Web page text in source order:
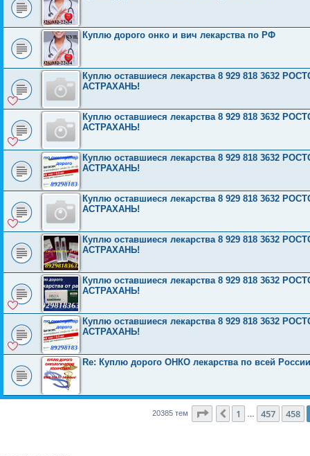
Куплю дорого онко и вич лекарства по РФ
Куплю оставшиеся лекарства 8 929 818 3632
АСТРАХАНЬ!
Куплю оставшиеся лекарства 8 929 818 3632
АСТРАХАНЬ!
Куплю оставшиеся лекарства 8 929 818 3632
АСТРАХАНЬ!
Куплю оставшиеся лекарства 8 929 818 3632
АСТРАХАНЬ!
Куплю оставшиеся лекарства 8 929 818 3632
АСТРАХАНЬ!
Куплю оставшиеся лекарства 8 929 818 3632
АСТРАХАНЬ!
Куплю оставшиеся лекарства 8 929 818 3632
АСТРАХАНЬ!
Re: Куплю дорого ОНКО лекарства по всей
20385 тем Страница 459из 816
Пред.
1 457 458